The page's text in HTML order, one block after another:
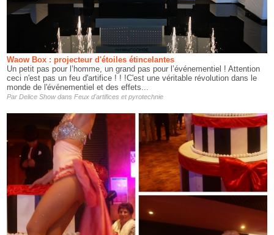
Waow Box : projecteur d'étoiles étincelantes
Un petit pas pour l’homme, un grand pas pour l’événementiel ! Attention
ceci n'est pas un feu d'artifice ! ! !C'est une véritable révolution dans le
monde de l'événementiel et des effets...
Par Delice Showdans Feux d'artifices et pyrotechnie